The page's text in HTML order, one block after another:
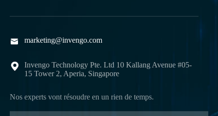
 marketing@invengo.com

Invengo Technology Pte. Ltd 10 Kallang Avenue #05-
15 Tower 2, Aperia, Singapore
Nos experts vont résoudre en un rien de temps.